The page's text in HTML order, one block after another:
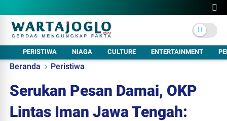
PERISTIWA NIAGA CULTURE ENTERTAINMENT
Beranda Peristiwa
Serukan Pesan Damai, OKP
Lintas Iman Jawa Tengah: